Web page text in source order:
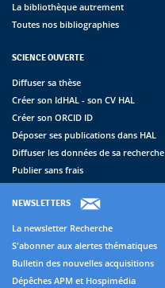
La bibliothèque autrement
Toutes nos bibliographies
SCIENCE OUVERTE
Diffuser sa thèse
Créer son IdHAL - son CV HAL
Créer son ORCID ID
Déposer ses publications dans HAL
Diffuser les données de sa recherche
Publier sans frais
NEWSLETTERS
La newsletter Recherche
S'abonner aux alertes thématiques
Bulletin des nouvelles acquisitions
Dépêches APM et Hospimédia